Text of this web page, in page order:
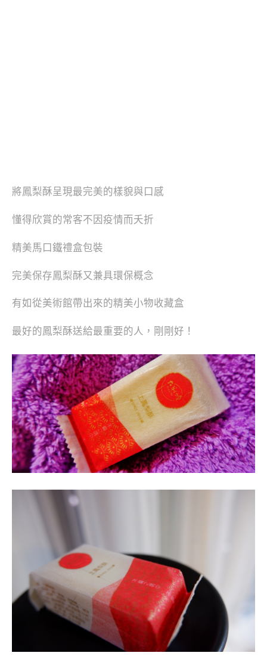
將鳳梨酥呈現最完美的樣貌與口感
懂得欣賞的常客不因疫情而夭折
精美馬口鐵禮盒包裝
完美保存鳳梨酥又兼具環保概念
有如從美術館帶出來的精美小物收藏盒
最好的鳳梨酥送給最重要的人，剛剛好！